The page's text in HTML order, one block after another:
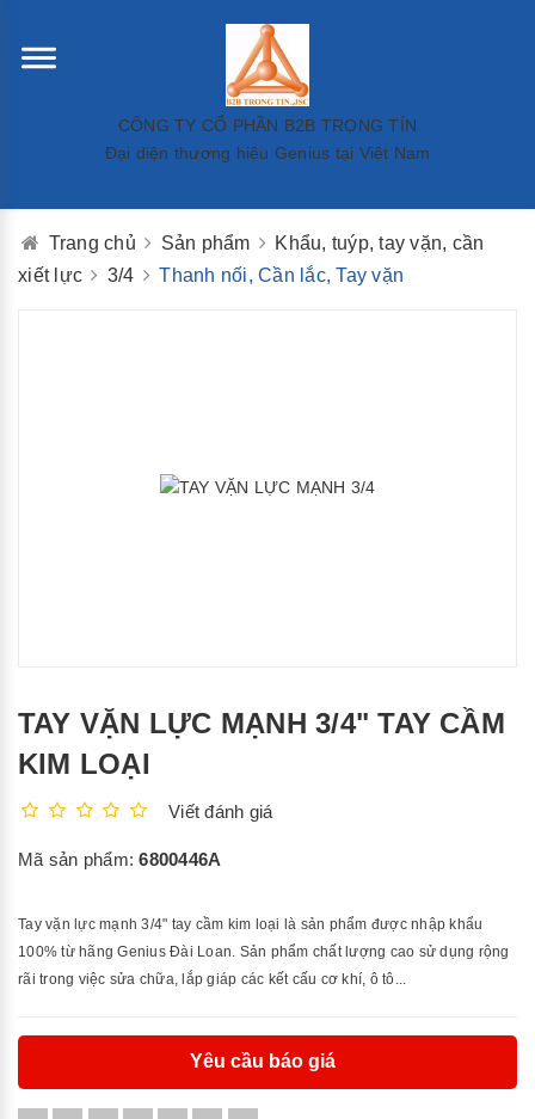
CÔNG TY CỔ PHẦN B2B TRỌNG TÍN
Đại diện thương hiệu Genius tại Việt Nam
Trang chủ Sản phẩm
Khẩu, tuýp, tay vặn, cần
xiết lực
3/4 Thanh nối, Cần lắc, Tay vặn
TAY VẶN LỰC MẠNH 3/4" TAY CẦM
KIM LOẠI
Viết đánh giá
Mã sản phẩm:6800446A
Tay vặn lực mạnh 3/4" tay cầm kim loại là sản phẩm được nhập khẩu
100% từ hãng Genius Đài Loan. Sản phẩm chất lượng cao sử dụng rộng
rãi trong việc sửa chữa, lắp giáp các kết cấu cơ khí, ô tô...
Yêu cầu báo giá